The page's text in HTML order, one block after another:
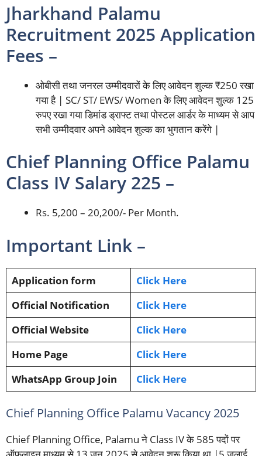
Jharkhand Palamu
Recruitment 2025 Application
Fees –
ओबीसी तथा जनरल उम्मीदवारों के लिए आवेदन शुल्क ₹250 रखा
गया है | SC/ ST/ EWS/ Women के लिए आवेदन शुल्क 125
रुपए रखा गया डिमांड ड्राफ्ट तथा पोस्टल आर्डर के माध्यम से आप
सभी उम्मीदवार अपने आवेदन शुल्क का भुगतान करेंगे |
Chief Planning Office Palamu
Class IV Salary 225 –
Rs. 5,200 – 20,200/- Per Month.
Important Link –
Application form
Click Here
Official Notification
Click Here
Official Website
Click Here
Home Page
Click Here
WhatsApp Group Join
Click Here
Chief Planning Office Palamu Vacancy 2025
Chief Planning Office, Palamu ने Class IV के 585 पदों पर